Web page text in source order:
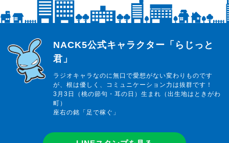
らじっと君
NACK5公式キャラクター「らじっと
君」
ラジオキャラなのに無口で愛想がない変わりものです
が、根は優しく、コミュニケーション力は抜群です！
3月3日（桃の節句・耳の日）生まれ（出生地はときがわ
町）
座右の銘「足で稼ぐ」